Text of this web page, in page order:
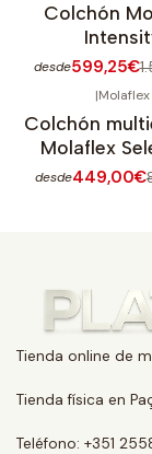
Colchón
desde599,25€
|Molaflex
Colchón
Molaflex
desde449,00€
Tienda online de
Tienda física en
Teléfono: +351